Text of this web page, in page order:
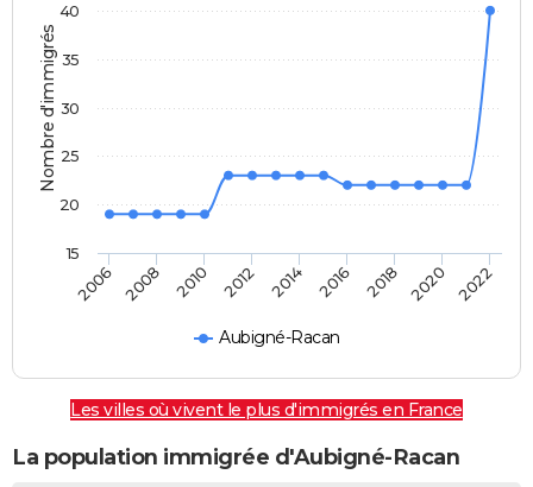
Nombre d'immigrés
Aubigné-Racan
2006 2008 2010 2012 2014 2016 2018 2020 2022
15
20
25
30
35
40
Les villes où vivent le plus d'immigrés en France
La population immigrée d'Aubigné-Racan